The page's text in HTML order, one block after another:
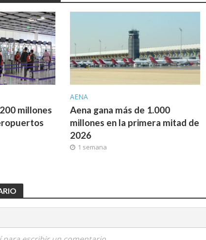
millones
AENA
Aena gana más de 1.000
millones en la primera mitad de
2026
1 semana